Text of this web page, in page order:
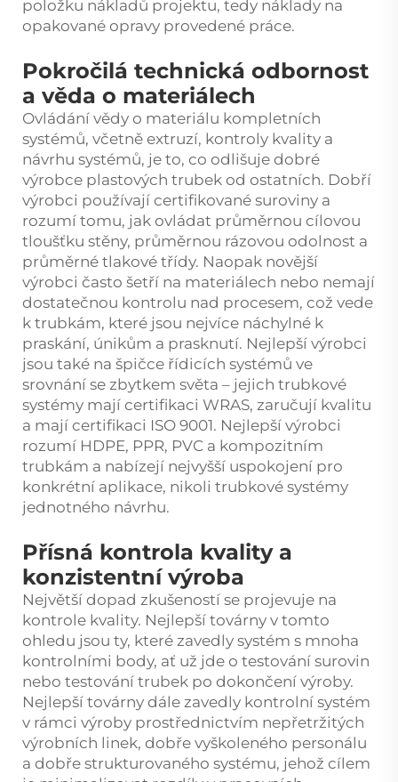
položku nákladů projektu, tedy náklady na
opakované opravy provedené práce.
Pokročilá technická odbornost
a věda o materiálech
Ovládání vědy o materiálu kompletních
systémů, včetně extruzí, kontroly kvality a
návrhu systémů, je to, co odlišuje dobré
výrobce plastových trubek od ostatních. Dobří
výrobci používají certifikované suroviny a
rozumí tomu, jak ovládat průměrnou cílovou
tloušťku stěny, průměrnou rázovou odolnost a
průměrné tlakové třídy. Naopak novější
výrobci často šetří na materiálech nebo nemají
dostatečnou kontrolu nad procesem, což vede
k trubkám, které jsou nejvíce náchylné k
praskání, únikům a prasknutí. Nejlepší výrobci
jsou také na špičce řídicích systémů ve
srovnání se zbytkem světa – jejich trubkové
systémy mají certifikaci WRAS, zaručují kvalitu
a mají certifikaci ISO 9001. Nejlepší výrobci
rozumí HDPE, PPR, PVC a kompozitním
trubkám a nabízejí nejvyšší uspokojení pro
konkrétní aplikace, nikoli trubkové systémy
jednotného návrhu.
Přísná kontrola kvality a
konzistentní výroba
Největší dopad zkušeností se projevuje na
kontrole kvality. Nejlepší továrny v tomto
ohledu jsou ty, které zavedly systém s mnoha
kontrolními body, ať už jde o testování surovin
nebo testování trubek po dokončení výroby.
Nejlepší továrny dále zavedly kontrolní systém
v rámci výroby prostřednictvím nepřetržitých
výrobních linek, dobře vyškoleného personálu
a dobře strukturovaného systému, jehož cílem